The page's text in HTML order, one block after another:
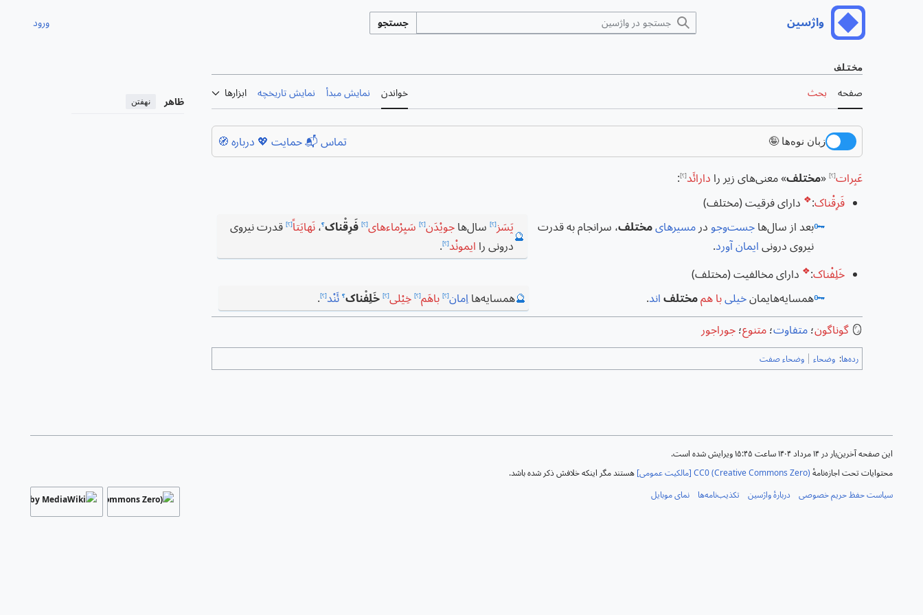
منوی اصلی
واژسین جستجو ورود
مختلف
صفحه بحث خواندن نمایش مبدأ نمایش تاریخچه ابزارها
ظاهر نهفتن
زبان نوه‌ها 🤪 تماس 📬حمایت 💖 درباره 🧭
عَبِرات[؟] «مختلف» معنی‌های زیر را دارائَد[؟]:
فَرِقْناک:
❖ دارای فرقیت (مختلف)
🗝️بعد از سال‌هاجست‌وجو درمسیرهایمختلف، سرانجام به قدرت
نیروی درونی ایمان آورد.
🔮
پَسَز[؟]سال‌ها جویْدَن[؟] سَیِرْماءهای[؟] فَرِقْناک؟، نَهایَتاً[؟]قدرت نیروی
درونی را ایمونْد[؟].
خَلِفْناک:
❖ دارای مخالفیت (مختلف)
🗝️همسایه‌هایمانخیلیبا هممختلف اند.
🔮همسایه‌ها اِمان[؟] باهَم[؟] خِیْلی[؟] خَلِفْناک؟ ئَنْد[؟].
🪞 گوناگون؛ متفاوت؛ متنوع؛ جوراجور
رده‌ها: وضحاء وضحاء صفت
این صفحه آخرین‌بار در ‏۱۴ مرداد ۱۴۰۴ ساعت ‏۱۵:۴۵ ویرایش شده است.
محتوایات تحت اجازه‌نامهٔ CC0 (Creative Commons Zero) [مالکیت عمومی]
هستند مگر اینکه خلافش ذکر شده باشد.
سیاست حفظ حریم خصوصی
دربارهٔ واژسین تکذیب‌نامه‌ها نمای موبایل